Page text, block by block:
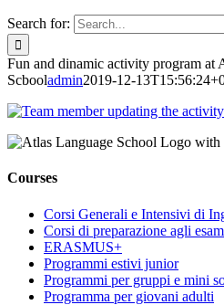
Search for:
Fun and dinamic activity program at
Scbooladmin2019-12-
Courses
Corsi Generali e Intensivi di
Corsi di preparazione agli
ERASMUS+
Programmi estivi junior
Programmi per gruppi e mini
Programma per giovani adulti